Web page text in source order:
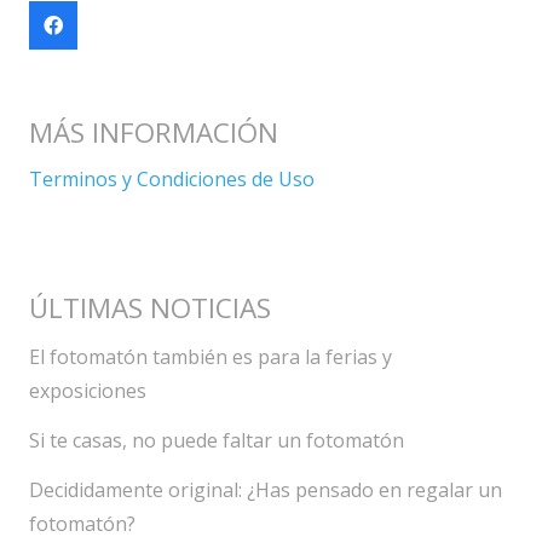
MÁS INFORMACIÓN
Terminos y Condiciones de Uso
ÚLTIMAS NOTICIAS
El fotomatón también es para la ferias y
exposiciones
Si te casas, no puede faltar un fotomatón
Decididamente original: ¿Has pensado en regalar un
fotomatón?